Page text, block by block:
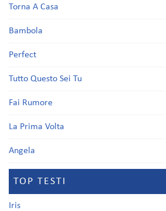
Torna A Casa
Bambola
Perfect
Tutto Questo Sei Tu
Fai Rumore
La Prima Volta
Angela
TOP TESTI
Iris